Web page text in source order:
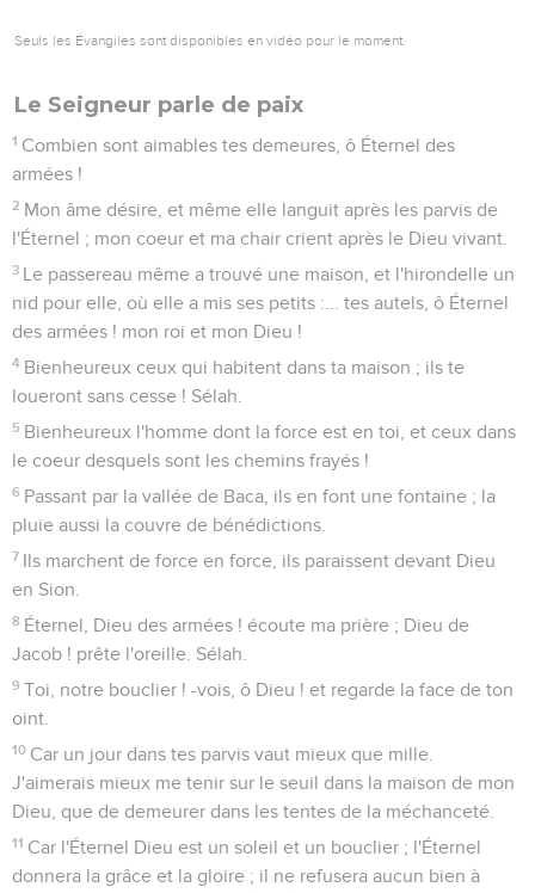
Seuls les Évangiles sont disponibles en vidéo pour le moment.
Le Seigneur parle de paix
1 Combien sont aimables tes demeures, ô Éternel des
armées !
2 Mon âme désire, et même elle languit après les parvis de
l'Éternel ; mon coeur et ma chair crient après le Dieu vivant.
3 Le passereau même a trouvé une maison, et l'hirondelle un
nid pour elle, où elle a mis ses petits :... tes autels, ô Éternel
des armées ! mon roi et mon Dieu !
4 Bienheureux ceux qui habitent dans ta maison ; ils te
loueront sans cesse ! Sélah.
5 Bienheureux l'homme dont la force est en toi, et ceux dans
le coeur desquels sont les chemins frayés !
6 Passant par la vallée de Baca, ils en font une fontaine ; la
pluie aussi la couvre de bénédictions.
7 Ils marchent de force en force, ils paraissent devant Dieu
en Sion.
8 Éternel, Dieu des armées ! écoute ma prière ; Dieu de
Jacob ! prête l'oreille. Sélah.
9 Toi, notre bouclier ! -vois, ô Dieu ! et regarde la face de ton
oint.
10 Car un jour dans tes parvis vaut mieux que mille.
J'aimerais mieux me tenir sur le seuil dans la maison de mon
Dieu, que de demeurer dans les tentes de la méchanceté.
11 Car l'Éternel Dieu est un soleil et un bouclier ; l'Éternel
donnera la grâce et la gloire ; il ne refusera aucun bien à